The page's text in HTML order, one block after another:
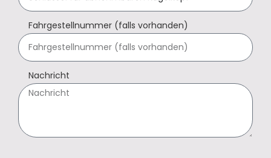
Fahrgestellnummer (falls vorhanden)
Nachricht